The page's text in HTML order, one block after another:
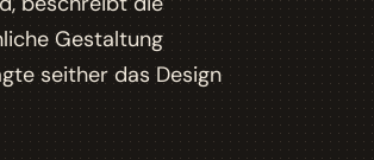
Gestaltung
seither das Design